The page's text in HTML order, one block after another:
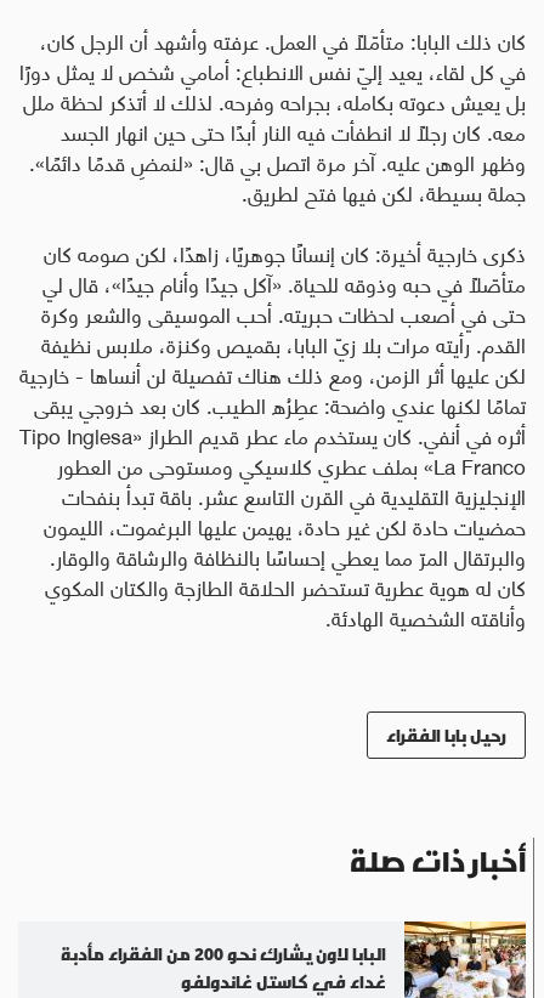
كان ذلك البابا: متأمّلاً في العمل. عرفته وأشهد أن الرجل كان،
في كل لقاء، يعيد إليّ نفس الانطباع: أمامي شخص لا يمثل دورًا
بل يعيش دعوته بكامله، بجراحه وفرحه. لذلك لا أتذكر لحظة ملل
معه. كان رجلًا لا انطفأت فيه النار أبدًا حتى حين انهار الجسد
وظهر الوهن عليه. آخر مرة اتصل بي قال: «لنمضِ قدمًا دائمًا».
جملة بسيطة، لكن فيها فتح لطريق.
ذكرى خارجية أخيرة: كان إنسانًا جوهريًا، زاهدًا، لكن صومه كان
متأصّلًا في حبه وذوقه للحياة. «آكل جيدًا وأنام جيدًا»، قال لي
حتى في أصعب لحظات حبريته. أحب الموسيقى والشعر وكرة
القدم. رأيته مرات بلا زيّ البابا، بقميص وكنزة، ملابس نظيفة
لكن عليها أثر الزمن، ومع ذلك هناك تفصيلة لن أنساها - خارجية
تمامًا لكنها عندي واضحة: عطِرُه الطيب. كان بعد خروجي يبقى
أثره في أنفي. كان يستخدم ماء عطر قديم الطراز «Tipo Inglesa
La Franco» بملف عطري كلاسيكي ومستوحى من العطور
الإنجليزية التقليدية في القرن التاسع عشر. باقة تبدأ بنفحات
حمضيات حادة لكن غير حادة، يهيمن عليها البرغموت، الليمون
والبرتقال المرّ مما يعطي إحساسًا بالنظافة والرشاقة والوقار.
كان له هوية عطرية تستحضر الحلاقة الطازجة والكتان المكوي
وأناقته الشخصية الهادئة.
رحيل بابا الفقراء
أخبار ذات صلة
البابا لاون يشارك نحو 200 من الفقراء مأدبة
غداء في كاستل غاندولفو